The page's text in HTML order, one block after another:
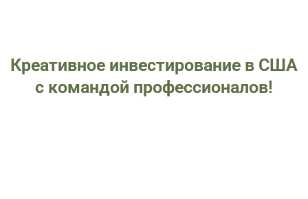
Креативное инвестирование в США
с командой профессионалов!